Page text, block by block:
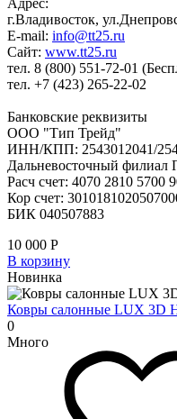
г.Владивосток,
E-mail: info@tt25.ru
Сайт: www.tt25.ru
тел. 8 (800) 551-72-01
тел. +7 (423) 265-22-02
Банковские реквизиты
ООО "Тип Трейд"
ИНН/КПП: 2543012041/
Дальневосточный филиал
Расч счет: 4070 2810 5700
Кор счет:
БИК 040507883
10 000 Р
В корзину
Новинка
Ковры салонные LUX 3D
0
Много